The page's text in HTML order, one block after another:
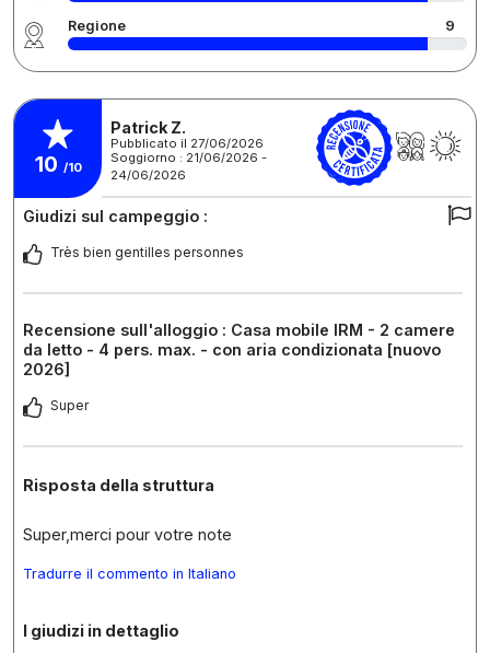
Regione 9
10 /10
Patrick Z.
Pubblicato il 27/06/2026
Soggiorno : 21/06/2026 -
24/06/2026
Giudizi sul campeggio :
Très bien gentilles personnes
Recensione sull'alloggio : Casa mobile IRM - 2 camere
da letto - 4 pers. max. - con aria condizionata [nuovo
2026]
Super
Risposta della struttura
Super,merci pour votre note
Tradurre il commento in Italiano
I giudizi in dettaglio